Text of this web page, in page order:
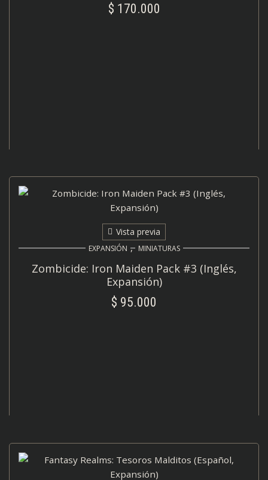
$ 170.000
Vista previa
EXPANSIÓN , MINIATURAS
Zombicide: Iron Maiden Pack #3 (Inglés,
Expansión)
$ 95.000